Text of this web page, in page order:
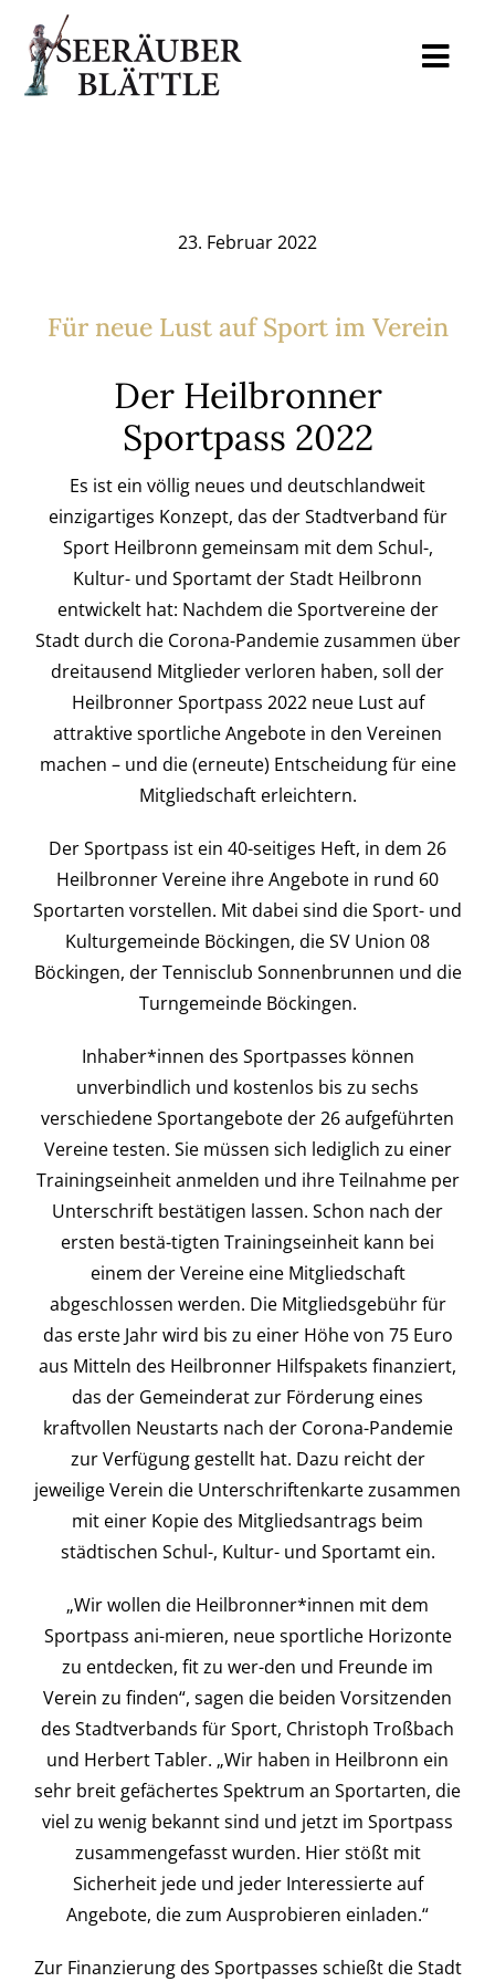
content
Kontakt
23. Februar 2022
Für neue Lust auf Sport im Verein
Der Heilbronner
Sportpass 2022
Es ist ein völlig neues und deutschlandweit
einzigartiges Konzept, das der Stadtverband für
Sport Heilbronn gemeinsam mit dem Schul-,
Kultur- und Sportamt der Stadt Heilbronn
entwickelt hat: Nachdem die Sportvereine der
Stadt durch die Corona-Pandemie zusammen über
dreitausend Mitglieder verloren haben, soll der
Heilbronner Sportpass 2022 neue Lust auf
attraktive sportliche Angebote in den Vereinen
machen – und die (erneute) Entscheidung für eine
Mitgliedschaft erleichtern.
Der Sportpass ist ein 40-seitiges Heft, in dem 26
Heilbronner Vereine ihre Angebote in rund 60
Sportarten vorstellen. Mit dabei sind die Sport- und
Kulturgemeinde Böckingen, die SV Union 08
Böckingen, der Tennisclub Sonnenbrunnen und die
Turngemeinde Böckingen.
Inhaber*innen des Sportpasses können
unverbindlich und kostenlos bis zu sechs
verschiedene Sportangebote der 26 aufgeführten
Vereine testen. Sie müssen sich lediglich zu einer
Trainingseinheit anmelden und ihre Teilnahme per
Unterschrift bestätigen lassen. Schon nach der
ersten bestä-tigten Trainingseinheit kann bei
einem der Vereine eine Mitgliedschaft
abgeschlossen werden. Die Mitgliedsgebühr für
das erste Jahr wird bis zu einer Höhe von 75 Euro
aus Mitteln des Heilbronner Hilfspakets finanziert,
das der Gemeinderat zur Förderung eines
kraftvollen Neustarts nach der Corona-Pandemie
zur Verfügung gestellt hat. Dazu reicht der
jeweilige Verein die Unterschriftenkarte zusammen
mit einer Kopie des Mitgliedsantrags beim
städtischen Schul-, Kultur- und Sportamt ein.
„Wir wollen die Heilbronner*innen mit dem
Sportpass ani-mieren, neue sportliche Horizonte
zu entdecken, fit zu wer-den und Freunde im
Verein zu finden“, sagen die beiden Vorsitzenden
des Stadtverbands für Sport, Christoph Troßbach
und Herbert Tabler. „Wir haben in Heilbronn ein
sehr breit gefächertes Spektrum an Sportarten, die
viel zu wenig bekannt sind und jetzt im Sportpass
zusammengefasst wurden. Hier stößt mit
Sicherheit jede und jeder Interessierte auf
Angebote, die zum Ausprobieren einladen.“
Zur Finanzierung des Sportpasses schießt die Stadt